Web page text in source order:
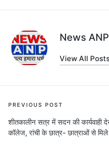
News ANP
View All
Post
navigation
PREVIOUS POST
शीतकालीन सत्र में सदन की
कॉलेज, रांची के छात्र- छात्राओं से मिले